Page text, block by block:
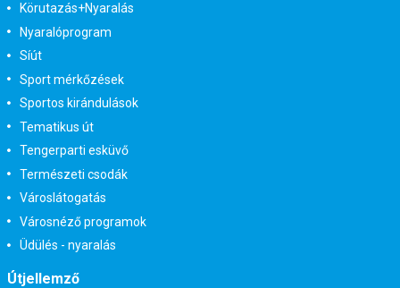
Körutazás+Nyaralás
Nyaralóprogram
Síút
Sport mérkőzések
Sportos kirándulások
Tematikus út
Tengerparti esküvő
Természeti csodák
Városlátogatás
Városnéző programok
Üdülés - nyaralás
Útjellemző